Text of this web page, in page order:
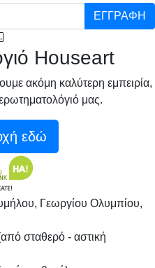
ΕΓΓΡΑΦΗ
Houseart
ακόμη καλύτερη εμπειρία,
μας.
εδώ
Γεωργίου Ολυμπίου,
σταθερό - αστική